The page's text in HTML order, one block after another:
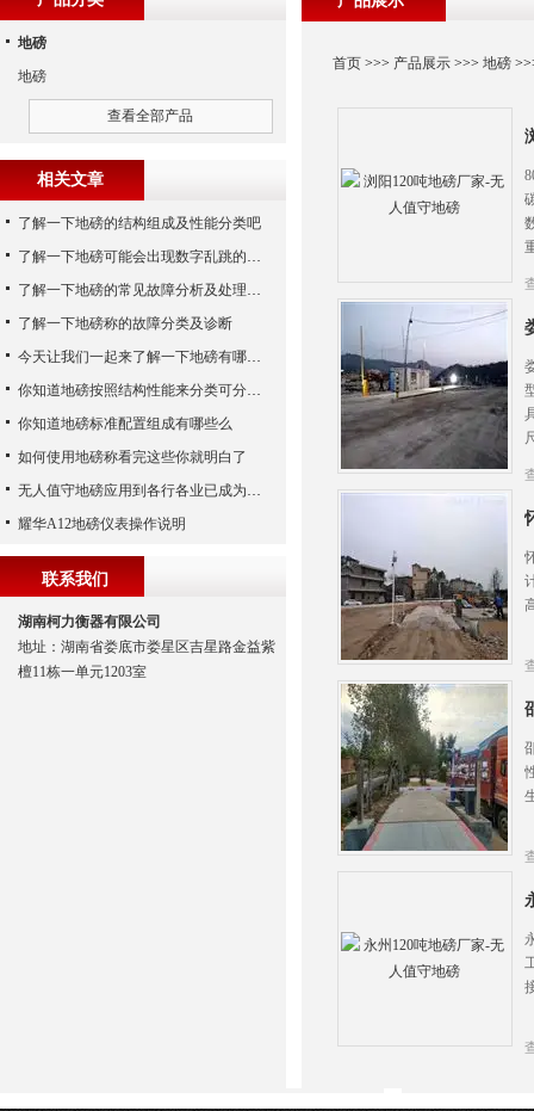
首页 >>> 产品展示 >>>地磅
地磅
地磅
查看全部产品
相关文章
了解一下地磅的结构组成及性能分类吧
了解一下地磅可能会出现数字乱跳的原因
了解一下地磅的常见故障分析及处理方法
了解一下地磅称的故障分类及诊断
今天让我们一起来了解一下地磅有哪些特点吧
你知道地磅按照结构性能来分类可分为哪些么
你知道地磅标准配置组成有哪些么
如何使用地磅称看完这些你就明白了
无人值守地磅应用到各行各业已成为称重历史发展的潮流
耀华A12地磅仪表操作说明
联系我们
湖南柯力衡器有限公司
地址：湖南省娄底市娄星区吉星路金益紫
檀11栋一单元1203室